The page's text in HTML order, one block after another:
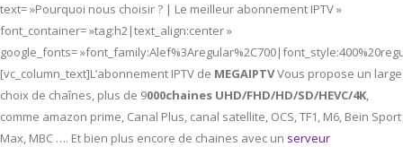
text= »Pourquoi nous choisir ? | Le meilleur abonnement IPTV »
font_container= »tag:h2|text_align:center »
google_fonts=
[vc_column_text]L’abonnement IPTV de MEGAIPTVVous propose un large
choix de chaînes, plus de 9000chaines UHD/FHD/HD/SD/HEVC/4K,
comme amazon prime, Canal Plus, canal satellite, OCS, TF1, M6, Bein Sport
Max, MBC …. Et bien plus encore de chaines avec un serveur